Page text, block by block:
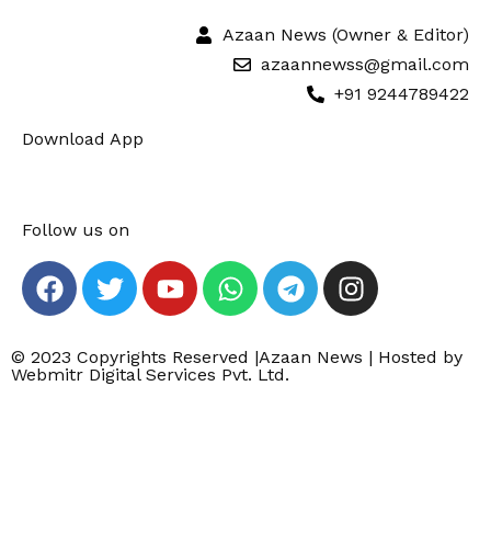
Azaan News (Owner & Editor)
azaannewss@gmail.com
+91 9244789422
Download App
Follow us on
© 2023 Copyrights Reserved |Azaan News | Hosted by
Webmitr Digital Services Pvt. Ltd.